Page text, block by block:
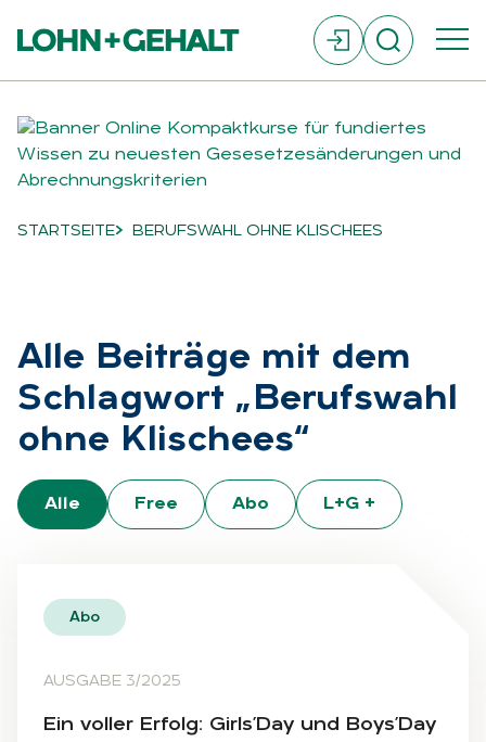
Suchen
Breadcrumb-Navigation
STARTSEITE BERUFSWAHL OHNE KLISCHEES
Alle Bei­trä­ge mit dem
Schlag­wort „Be­rufs­wahl
ohne Kli­schees“
Alle Free Abo L+G +
Abo
AUSGABE 3/2025
Ein vol­ler Er­folg: Girls’Day und Boys’Day